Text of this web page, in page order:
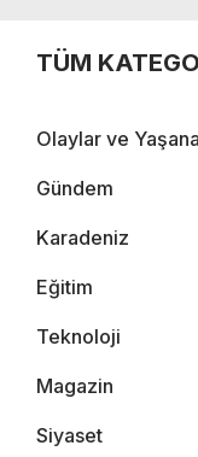
TÜM
Olaylar ve
Gündem
Karadeniz
Eğitim
Teknoloji
Magazin
Siyaset